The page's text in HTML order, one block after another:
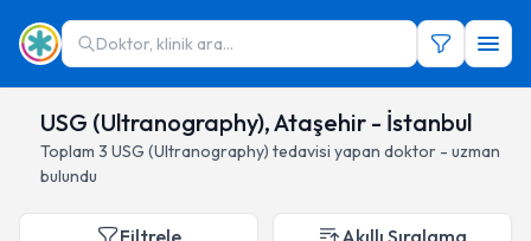
Doktor, klinik ara...
USG (Ultranography), Ataşehir - İstanbul
Toplam 3 USG (Ultranography) tedavisi yapan doktor - uzman
bulundu
Filtrele Akıllı Sıralama